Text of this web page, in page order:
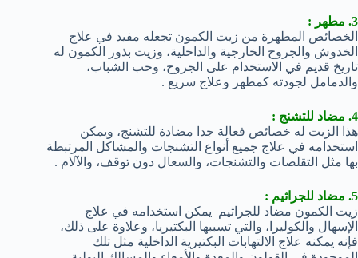
3. مطهر :
الخصائص المطهرة من زيت الكمون تجعله مفيد في علاج
الخدوش والجروح الخارجية والداخلية، وزيت بذور الكمون له
تاريخ قديم في الاستخدام على الجروح، وحب الشباب،
والدمامل لجودته كمطهر وعلاج سريع .
4. مضاد للتشنج :
هذا الزيت له خصائص فعالة جدا مضادة للتشنج، ويمكن
استخدامه في علاج جميع أنواع التشنجات والمشاكل المرتبطة
بها مثل التقلصات والتشنجات، والسعال دون توقف، والآلام .
5. مضاد للجراثيم :
زيت الكمون مضاد للجراثيم يمكن استخدامه في علاج
الإسهال والكوليرا، والتي تسببها البكتيريا، وعلاوة على ذلك،
فإنه يمكنه علاج الالتهابات البكتيرية الداخلية مثل تلك